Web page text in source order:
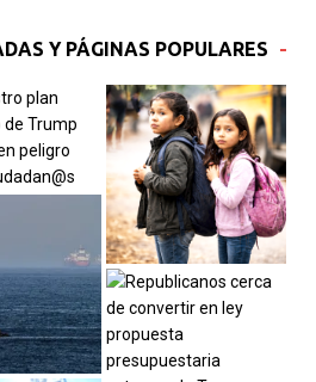
Y PÁGINAS POPULARES